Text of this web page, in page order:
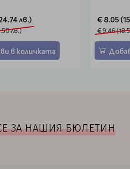
лв.)
лв.)
в количката
€ 8.05
€ 9.46
ЗА НАШИЯ БЮЛЕТИН